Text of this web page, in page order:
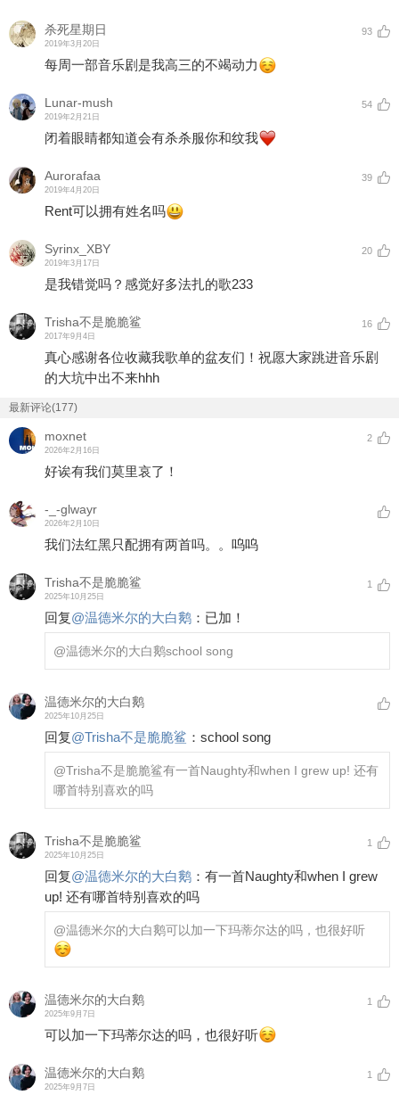
杀死星期日
2019年3月20日
93
每周一部音乐剧是我高三的不竭动力
Lunar-mush
2019年2月21日
54
闭着眼睛都知道会有杀杀服你和纹我
Aurorafaa
2019年4月20日
39
Rent可以拥有姓名吗
Syrinx_XBY
2019年3月17日
20
是我错觉吗？感觉好多法扎的歌233
Trisha不是脆脆鲨
2017年9月4日
16
真心感谢各位收藏我歌单的盆友们！祝愿大家跳进音乐剧
的大坑中出不来hhh
最新评论(177)
moxnet
2026年2月16日
2
好诶有我们莫里哀了！
-_-glwayr
2026年2月10日
我们法红黑只配拥有两首吗。。呜呜
Trisha不是脆脆鲨
2025年10月25日
1
回复@温德米尔的大白鹅 ： 已加！
@温德米尔的大白鹅school song
温德米尔的大白鹅
2025年10月25日
回复@Trisha不是脆脆鲨 ： school song
@Trisha不是脆脆鲨有一首Naughty和when I grew up! 还有
哪首特别喜欢的吗
Trisha不是脆脆鲨
2025年10月25日
1
回复@温德米尔的大白鹅 ： 有一首Naughty和when I grew
up! 还有哪首特别喜欢的吗
@温德米尔的大白鹅可以加一下玛蒂尔达的吗，也很好听
温德米尔的大白鹅
2025年9月7日
1
可以加一下玛蒂尔达的吗，也很好听
温德米尔的大白鹅
2025年9月7日
1